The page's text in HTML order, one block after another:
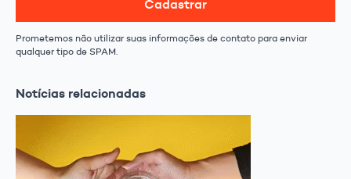
Cadastrar
Prometemos não utilizar suas informações de contato para enviar
qualquer tipo de SPAM.
Notícias relacionadas